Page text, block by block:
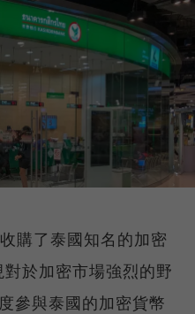
購了泰國知名的加密
於加密市場強烈的野
參與泰國的加密貨幣